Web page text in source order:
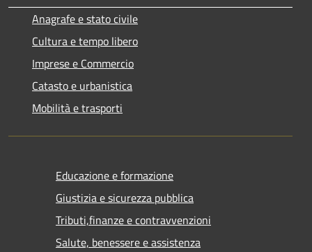
Anagrafe e stato civile
Cultura e tempo libero
Imprese e Commercio
Catasto e urbanistica
Mobilità e trasporti
Educazione e formazione
Giustizia e sicurezza pubblica
Tributi,finanze e contravvenzioni
Salute, benessere e assistenza